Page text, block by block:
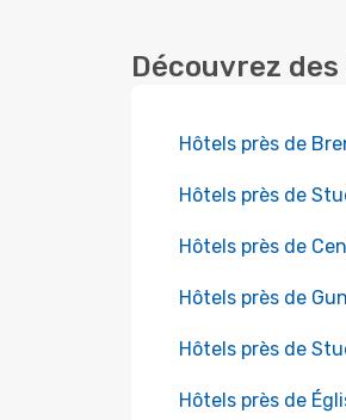
Découvrez
Hôtels près de
Hôtels près de
Hôtels près de
Hôtels près de
Hôtels près de
Hôtels près de